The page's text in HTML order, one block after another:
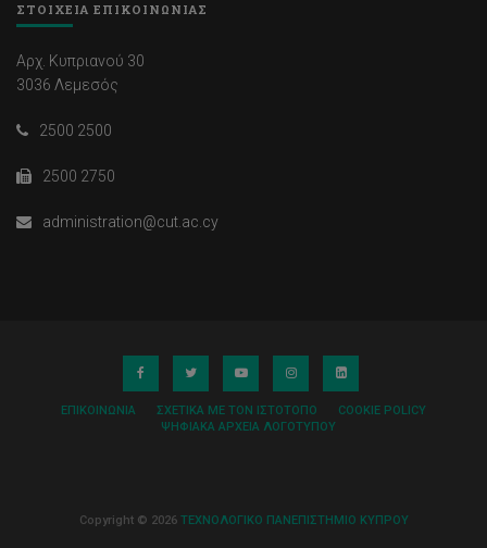
ΣΤΟΙΧΕΙΑ ΕΠΙΚΟΙΝΩΝΙΑΣ
Αρχ. Κυπριανού 30
3036 Λεμεσός
2500 2500
2500 2750
administration@cut.ac.cy
ΕΠΙΚΟΙΝΩΝΊΑ ΣΧΕΤΙΚΆ ΜΕ ΤΟΝ ΙΣΤΌΤΟΠΟ
COOKIE POLICY
ΨΗΦΙΑΚΆ ΑΡΧΕΊΑ ΛΟΓΌΤΥΠΟΥ
Copyright © 2026 ΤΕΧΝΟΛΟΓΙΚΟ ΠΑΝΕΠΙΣΤΗΜΙΟ ΚΥΠΡΟΥ